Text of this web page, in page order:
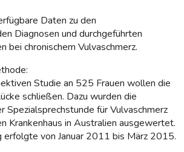
Daten zu den
Diagnosen und durchgeführten
bei chronischem Vulvaschmerz.
Studie an 525 Frauen wollen die
schließen. Dazu wurden die
Spezialsprechstunde für Vulvaschmerz
Krankenhaus in Australien ausgewertet.
von Januar 2011 bis März 2015.